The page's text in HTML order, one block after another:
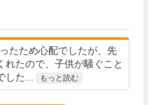
たため心配でしたが、先
れたので、子供が騒ぐこと
た...
もっと読む